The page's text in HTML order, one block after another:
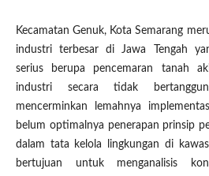
Kecamatan Genuk, Kota Semarang
industri terbesar di Jawa Tengah
serius berupa pencemaran tanah
industri secara tidak
mencerminkan lemahnya
belum optimalnya penerapan prinsip
dalam tata kelola lingkungan di
bertujuan untuk menganalisis